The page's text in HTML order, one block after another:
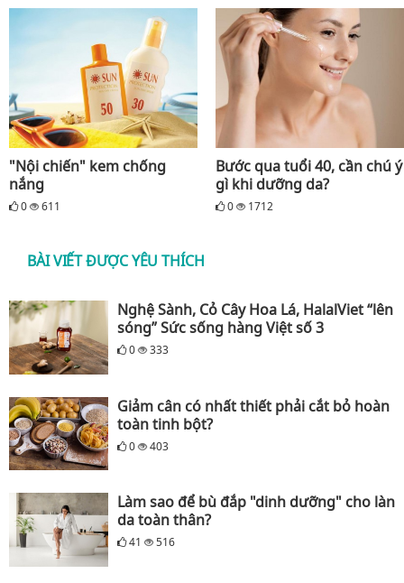
"Nội chiến" kem chống
nắng
0 611
Bước qua tuổi 40, cần chú ý
gì khi dưỡng da?
0 1712
BÀI VIẾT ĐƯỢC YÊU THÍCH
Nghệ Sành, Cỏ Cây Hoa Lá, HalalViet “lên
sóng” Sức sống hàng Việt số 3
0 333
Giảm cân có nhất thiết phải cắt bỏ hoàn
toàn tinh bột?
0 403
Làm sao để bù đắp "dinh dưỡng" cho làn
da toàn thân?
41 516